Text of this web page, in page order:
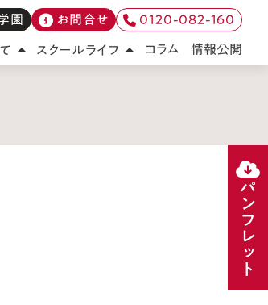
パンフレット
arrow_drop_up スクールライフ arrow_drop_up コラム 情報公開
園 お問合せ 0120-082-160